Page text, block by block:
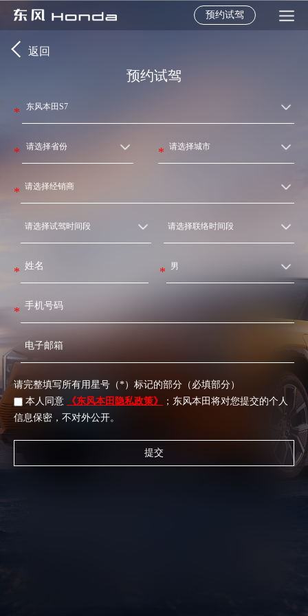
预约试驾
返回
预约试驾
*
* *
*
* *
*
请完整填写所有用星号（*）标记的部分（必填部分）
本人同意
《东风本田隐私政策》
；东风本田将对您提交的个人
信息保密，不对外公开。
提交